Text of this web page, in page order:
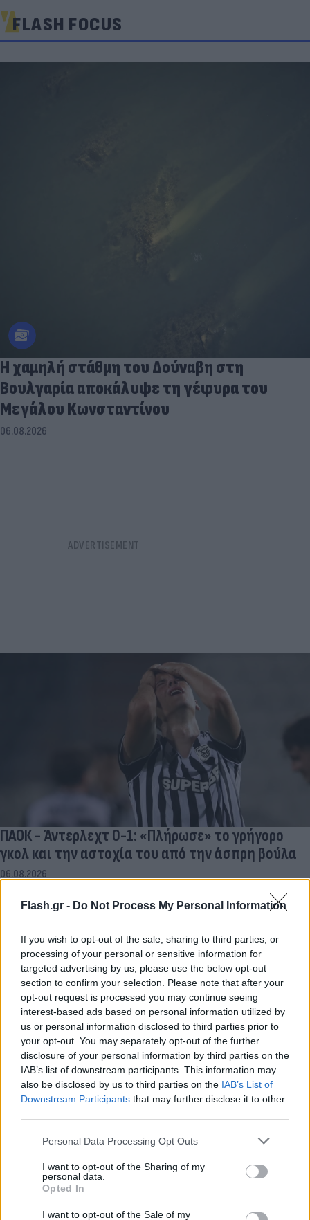
Flash.gr - Do Not Process My Personal Information
If you wish to opt-out of the sale, sharing to third parties, or
processing of your personal or sensitive information for
targeted advertising by us, please use the below opt-out
section to confirm your selection. Please note that after your
opt-out request is processed you may continue seeing
interest-based ads based on personal information utilized by
us or personal information disclosed to third parties prior to
your opt-out. You may separately opt-out of the further
disclosure of your personal information by third parties on the
IAB’s list of downstream participants. This information may
also be disclosed by us to third parties on the IAB’s List of
Downstream Participants that may further disclose it to other
Please note that this website/app uses one or more Google
not limited to your visit or usage behaviour. You may click to
grant or deny consent to Google and its third-party tags to
use your data for below specified purposes in below Google
consent section.
Personal Data Processing Opt Outs
I want to opt-out of the Sharing of my
personal data.
Opted In
I want to opt-out of the Sale of my
FLASH FOCUS
Η χαμηλή στάθμη του Δούναβη στη
Βουλγαρία αποκάλυψε τη γέφυρα του
Μεγάλου Κωνσταντίνου
06.08.2026
ΠΑΟΚ - Άντερλεχτ 0-1: «Πλήρωσε» το γρήγορο
γκολ και την αστοχία του από την άσπρη βούλα
06.08.2026
Κρίση στο κόμμα Καρυστιανού: Δύο ακόμη
στελέχη αποχωρούν καταγγέλλοντας κλειστό
σύστημα αποφάσεων
06.08.2026